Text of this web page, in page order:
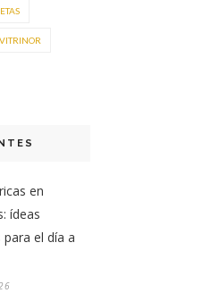
VITRINOR
en
ídeas
el día a